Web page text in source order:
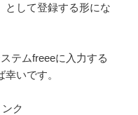
として登録する形にな
テムfreeeに入力する
いです。
ク